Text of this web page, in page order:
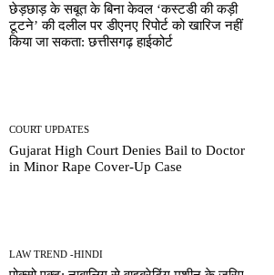
छेड़छाड़ के सबूत के बिना केवल ‘कस्टडी की कड़ी
टूटने’ की दलील पर डीएनए रिपोर्ट को खारिज नहीं
किया जा सकता: छत्तीसगढ़ हाईकोर्ट
COURT UPDATES
Gujarat High Court Denies Bail to Doctor
in Minor Rape Cover-Up Case
LAW TREND -HINDI